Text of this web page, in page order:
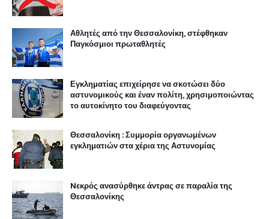
Αθλητές από την Θεσσαλονίκη, στέφθηκαν
Παγκόσμιοι πρωταθλητές
Εγκληματίας επιχείρησε να σκοτώσει δύο
αστυνομικούς και έναν πολίτη, χρησιμοποιώντας
το αυτοκίνητο του διαφεύγοντας
Θεσσαλονίκη : Συμμορία οργανωμένων
εγκληματιών στα χέρια της Αστυνομίας
Nεκρός ανασύρθηκε άντρας σε παραλία της
Θεσσαλονίκης